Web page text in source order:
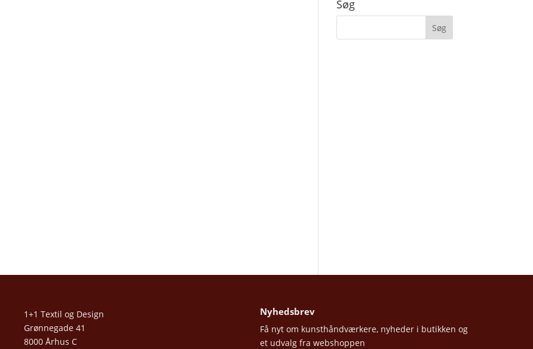
Søg
1+1 Textil og Design
Grønnegade 41
8000 Århus C
Nyhedsbrev
Få nyt om kunsthåndværkere, nyheder i butikken og
et udvalg fra webshoppen